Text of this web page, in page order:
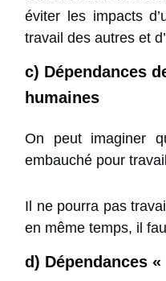
éviter les impacts
travail des autres et
c) Dépendances
humaines
On peut imaginer
embauché pour
Il ne pourra pas
en même temps, il
d) Dépendances